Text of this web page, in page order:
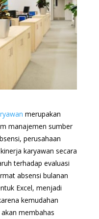
merupakan
manajemen sumber
perusahaan
karyawan secara
terhadap evaluasi
absensi bulanan
Excel, menjadi
kemudahan
membahas